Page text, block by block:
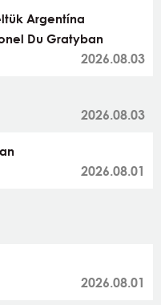
Argentína
Du Gratyban
2026.08.03
2026.08.03
2026.08.01
2026.08.01